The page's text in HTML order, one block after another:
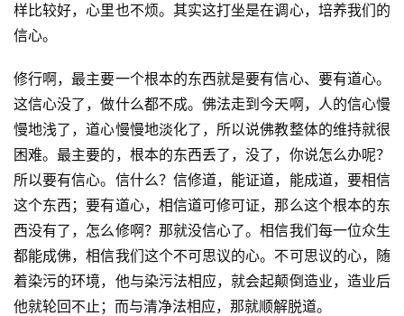
样比较好，心里也不烦。其实这打坐是在调心，培养我们的
信心。
修行啊，最主要一个根本的东西就是要有信心、要有道心。
这信心没了，做什么都不成。佛法走到今天啊，人的信心慢
慢地浅了，道心慢慢地淡化了，所以说佛教整体的维持就很
困难。最主要的，根本的东西丢了，没了，你说怎么办呢？
所以要有信心。信什么？信修道，能证道，能成道，要相信
这个东西；要有道心，相信道可修可证，那么这个根本的东
西没有了，怎么修啊？那就没信心了。相信我们每一位众生
都能成佛，相信我们这个不可思议的心。不可思议的心，随
着染污的环境，他与染污法相应，就会起颠倒造业，造业后
他就轮回不止；而与清净法相应，那就顺解脱道。